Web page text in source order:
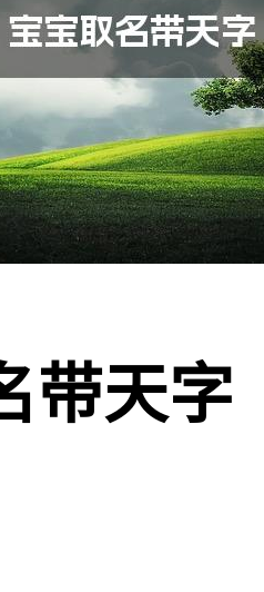
带天字